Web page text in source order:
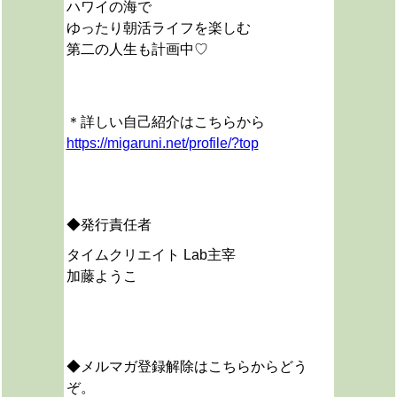
ハワイの海で
ゆったり朝活ライフを楽しむ
第二の人生も計画中♡
＊詳しい自己紹介はこちらから
https://migaruni.net/profile/?top
◆発行責任者
タイムクリエイト Lab主宰
加藤ようこ
◆メルマガ登録解除はこちらからどう
ぞ。